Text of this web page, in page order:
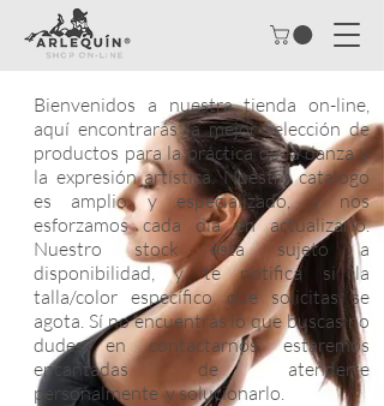
Bienvenidos a nuestra tienda on-line,
aquí encontrarás la mejor selección de
productos para la práctica de la danza y
la expresión artística. Nuestro catalogo
es amplio y especializado, y nos
esforzamos cada día en actualizarlo.
Nuestro stock esta sujeto a
disponibilidad, y te notifica si la
talla/color específico que solicitas se
agota. Sí no encuentras lo que buscas no
dudes en contactarnos, estaremos
encantadas de atenderte
personalmente y solucionarlo.